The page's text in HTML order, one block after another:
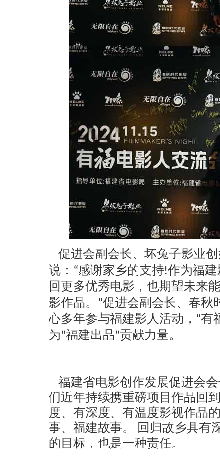
促进会副会长、坏兔子影业
说： “感谢家乡的支持!作为福
回更多优秀电影，也期望未来
影作品。”促进会副会长、春秋
心多年参与福建影人活动，“有
为“福建出品”贡献力量。
福建省电影创作发展促进会
们近年持续携重磅项目作品回
度、有深度、有温度影视作品
事、福建故事。
回归故乡具有
的目标，也是一种责任。